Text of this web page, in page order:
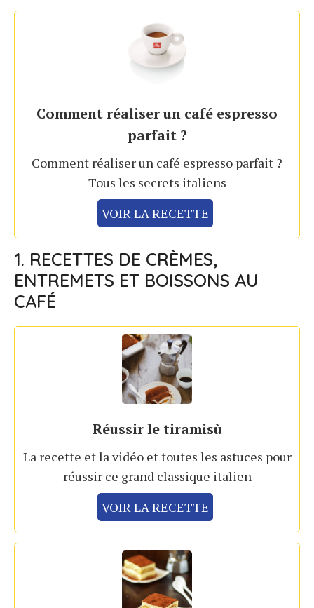
Comment réaliser un café espresso
parfait ?
Comment réaliser un café espresso parfait ?
Tous les secrets italiens
VOIR LA RECETTE
1. RECETTES DE CRÈMES,
ENTREMETS ET BOISSONS AU
CAFÉ
Réussir le tiramisù
La recette et la vidéo et toutes les astuces pour
réussir ce grand classique italien
VOIR LA RECETTE